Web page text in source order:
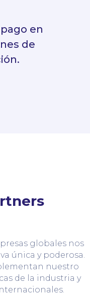
en
de
globales nos
única y poderosa.
nuestro
de la industria y